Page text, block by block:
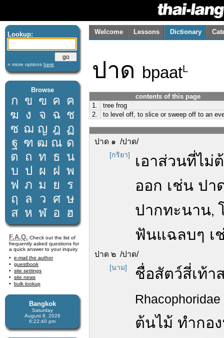
Lookup:
» more options here
Browse
ก ข ฃ ค ฅ
ฆ ง จ ฉ ช
ซ ฌ ญ ฎ ฏ
ฐ ฑ ฒ ณ ด
ต ถ ท ธ น
บ ป ผ ฝ พ
ฟ ภ ม ย
ร
ฤ
ล ว ศ ษ
ส ห ฬ อ ฮ
F.A.Q. Check out the list of
frequently asked questions for
a quick answer to your inquiry
e-mail the author
guestbook
site settings
site news
bulk lookup
Bangkok
Saturday
August 8, 2026
6:22:41 pm
Welcome Lessons Dictionary
ปาด bpaatL
contents of this page
1.
tree frog
2.
to level off, to slice or sweep off to an
ปาด ๑ /ปาด/
[กริยา]
เอาส่วนที่ไม่
ออก เช่น ปา
ปากทะนาน,
ฟันแฉลบๆ เ
ปาด ๒ /ปาด/
[นาม] ชื่อสัตว์สี่เท้า
Rhacophoridae
ต้นไม้ ทำกอ